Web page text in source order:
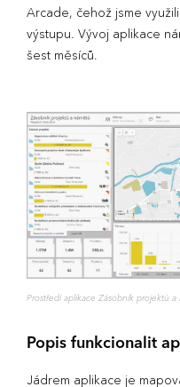
Arcade, čehož jsme
výstupu. Vývoj aplikace
šest měsíců.
Prostředí aplikace Zásobník projektů
Popis funkcionalit
Jádrem aplikace je